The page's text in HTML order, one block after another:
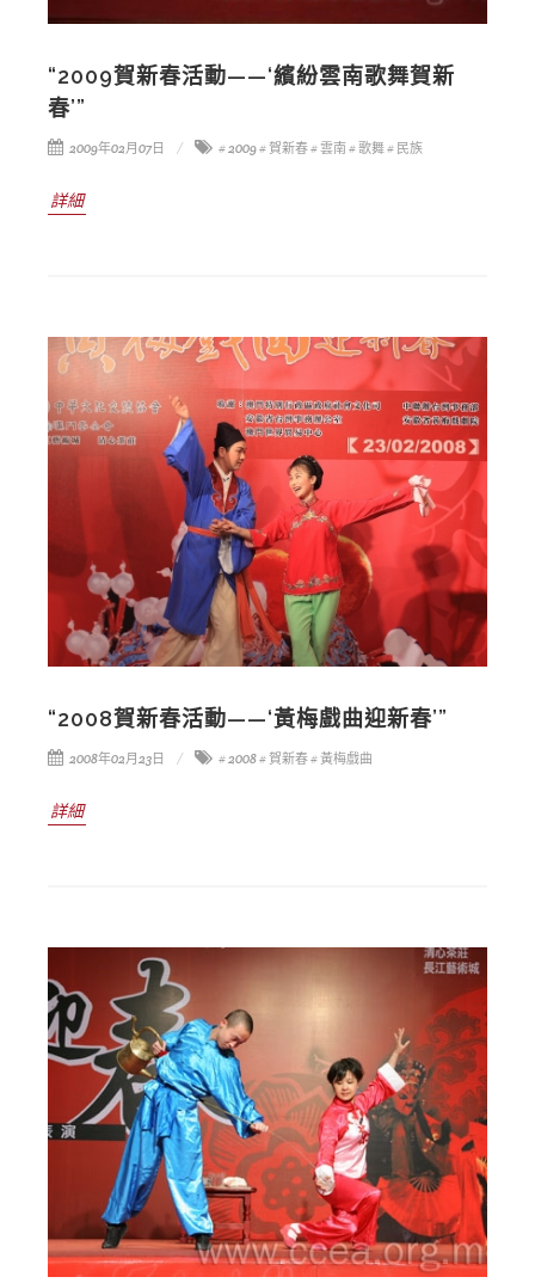
“2009賀新春活動——‘繽紛雲南歌舞賀新
春’”
2009年02月07日 # 2009# 賀新春# 雲南# 歌舞# 民族
詳細
“2008賀新春活動——‘黃梅戲曲迎新春’”
2008年02月23日 # 2008# 賀新春# 黃梅戲曲
詳細